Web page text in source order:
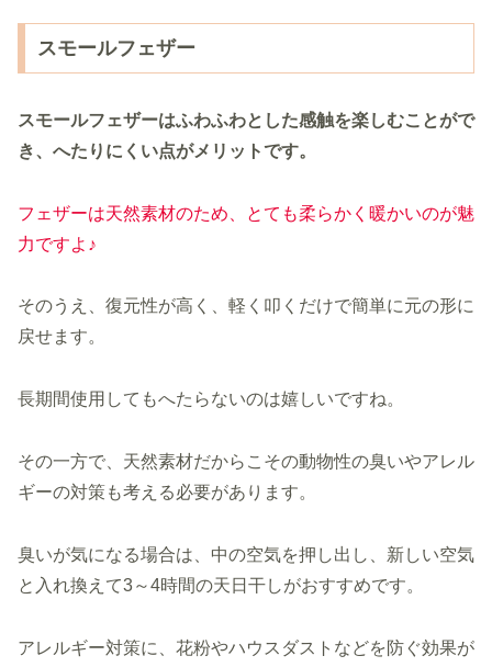
スモールフェザー
スモールフェザーはふわふわとした感触を楽しむことがで
き、へたりにくい点がメリットです。
フェザーは天然素材のため、とても柔らかく暖かいのが魅
力ですよ♪
そのうえ、復元性が高く、軽く叩くだけで簡単に元の形に
戻せます。
長期間使用してもへたらないのは嬉しいですね。
その一方で、天然素材だからこその動物性の臭いやアレル
ギーの対策も考える必要があります。
臭いが気になる場合は、中の空気を押し出し、新しい空気
と入れ換えて3～4時間の天日干しがおすすめです。
アレルギー対策に、花粉やハウスダストなどを防ぐ効果が